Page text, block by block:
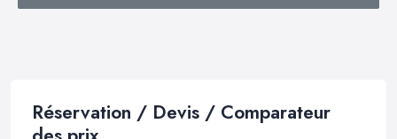
Réservation / Devis / Comparateur